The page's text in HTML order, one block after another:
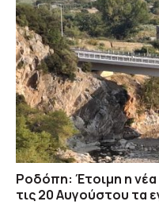
Ροδόπη: Έτοιμη η
τις 20 Αυγούστου τα